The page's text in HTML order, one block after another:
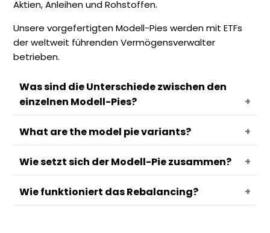
Aktien, Anleihen und Rohstoffen.
Unsere vorgefertigten Modell-Pies werden mit ETFs
der weltweit führenden Vermögensverwalter
betrieben.
Was sind die Unterschiede zwischen den
einzelnen Modell-Pies?
Es stehen mehrere Modelle zur Verfügung, jedes
mit einem spezifischen Ziel.
Kernmodelle sind über mehrere Anlageklassen
und Branchen diversifiziert. Ihr Hauptziel ist die
Diversifikation, anstatt einem bestimmten Trend
What are the model pie variants?
Nicht-thematische Modelle, wie Kernmodelle,
haben verschiedene Varianten, die die Verteilung
der Anlageklassen zwischen Aktien, Anleihen und
Rohstoffen steuern. Du kannst eine Variante
Wie setzt sich der Modell-Pie zusammen?
Alle Modell-Pies halten ausschließlich ETFs. Die
ETFs sind jedoch anderen Anlageklassen wie
Wie funktioniert das Rebalancing?